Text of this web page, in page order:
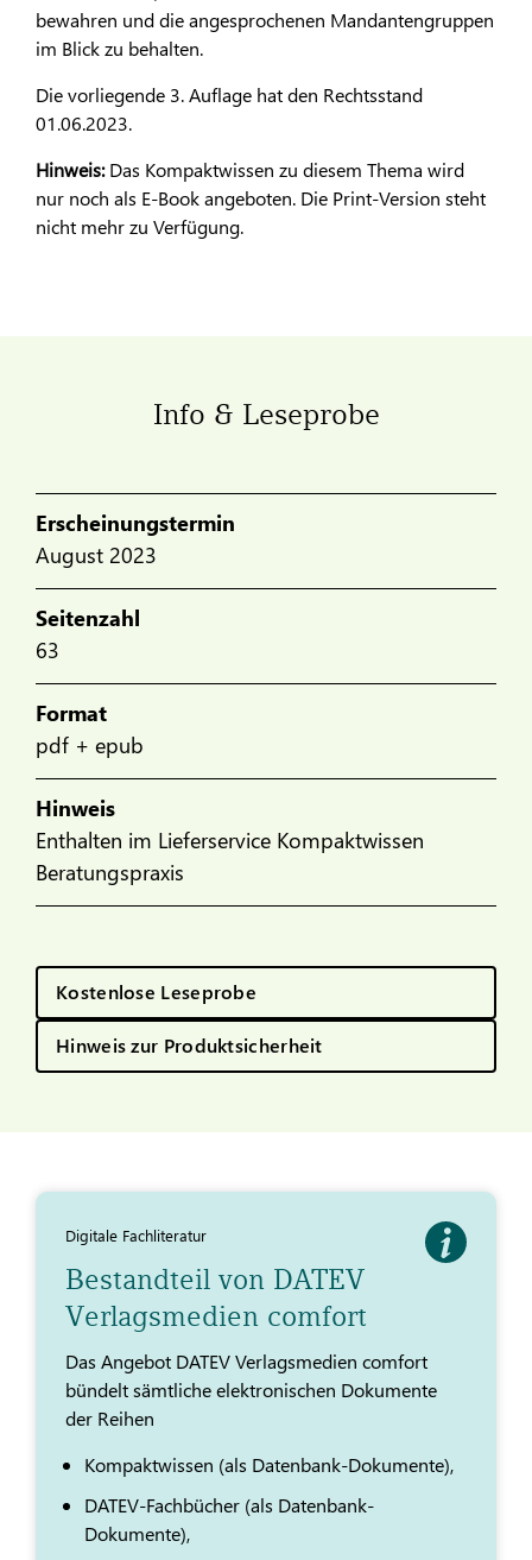
bewahren und die angesprochenen Mandantengruppen
im Blick zu behalten.
Die vorliegende 3. Auflage hat den Rechtsstand
01.06.2023.
Hinweis:Das Kompaktwissen zu diesem Thema wird
nur noch als E-Book angeboten. Die Print-Version steht
nicht mehr zu Verfügung.
Info & Leseprobe
Erscheinungstermin
August 2023
Seitenzahl
63
Format
pdf + epub
Hinweis
Enthalten im Lieferservice Kompaktwissen
Beratungspraxis
Kostenlose Leseprobe
Hinweis zur Produktsicherheit
Digitale Fachliteratur
Bestandteil von DATEV
Verlagsmedien comfort
Das Angebot DATEV Verlagsmedien comfort
bündelt sämtliche elektronischen Dokumente
der Reihen
Kompaktwissen (als Datenbank-Dokumente),
DATEV-Fachbücher (als Datenbank-
Dokumente),